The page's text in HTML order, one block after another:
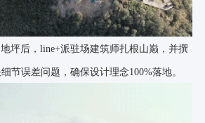
坪后，line+派驻场建筑师扎根山巅，并撰
节误差问题，确保设计理念100%落地。